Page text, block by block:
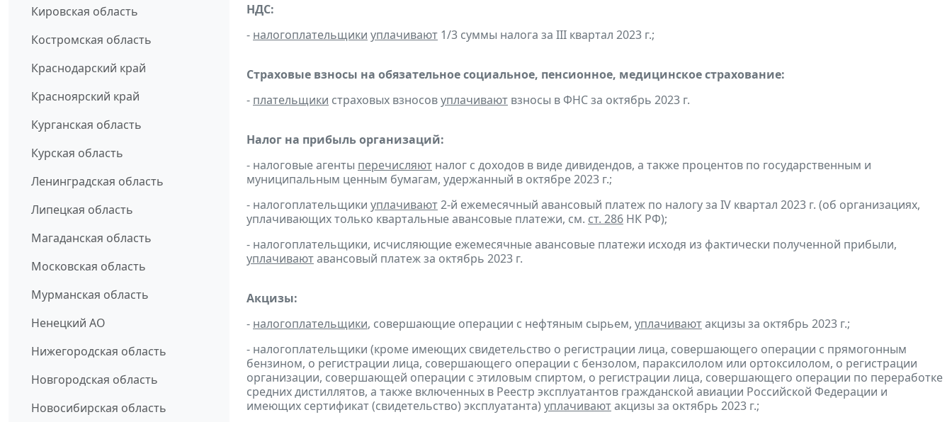
Кировская область
Костромская область
Краснодарский край
Красноярский край
Курганская область
Курская область
Ленинградская область
Липецкая область
Магаданская область
Московская область
Мурманская область
Ненецкий АО
Нижегородская область
Новгородская область
Новосибирская область
НДС:
- налогоплательщики уплачивают 1/3 суммы налога за III квартал 2023 г.;
Страховые взносы на обязательное социальное, пенсионное, медицинское страхование:
- плательщики страховых взносовуплачивают взносы в ФНС за октябрь 2023 г.
Налог на прибыль организаций:
- налоговые агенты перечисляют налог с доходов в виде дивидендов, а также процентов по государственным и
муниципальным ценным бумагам, удержанный в октябре 2023 г.;
- налогоплательщики уплачивают2-й ежемесячный авансовый платеж по налогу за IV квартал 2023 г. (об организациях,
уплачивающих только квартальные авансовые платежи, см. ст. 286 НК РФ);
- налогоплательщики, исчисляющие ежемесячные авансовые платежи исходя из фактически полученной прибыли,
уплачиваютавансовый платеж за октябрь 2023 г.
Акцизы:
- налогоплательщики, совершающие операции с нефтяным сырьем, уплачиваютакцизы за октябрь 2023 г.;
- налогоплательщики (кроме имеющих свидетельство о регистрации лица, совершающего операции с прямогонным
бензином, о регистрации лица, совершающего операции с бензолом, параксилолом или ортоксилолом, о регистрации
организации, совершающей операции с этиловым спиртом, о регистрации лица, совершающего операции по переработке
средних дистиллятов, а также включенных в Реестр эксплуатантов гражданской авиации Российской Федерации и
имеющих сертификат (свидетельство) эксплуатанта) уплачиваютакцизы за октябрь 2023 г.;